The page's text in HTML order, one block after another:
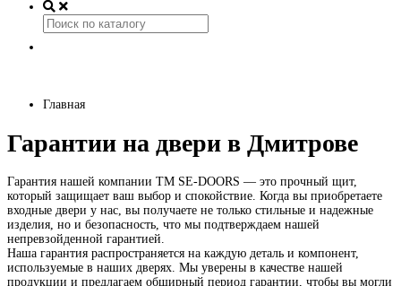
Главная
Гарантии на двери в Дмитрове
Гарантия нашей компании TM SE-DOORS — это прочный щит,
который защищает ваш выбор и спокойствие. Когда вы приобретаете
входные двери у нас, вы получаете не только стильные и надежные
изделия, но и безопасность, что мы подтверждаем нашей
непревзойденной гарантией.
Наша гарантия распространяется на каждую деталь и компонент,
используемые в наших дверях. Мы уверены в качестве нашей
продукции и предлагаем обширный период гарантии, чтобы вы могли